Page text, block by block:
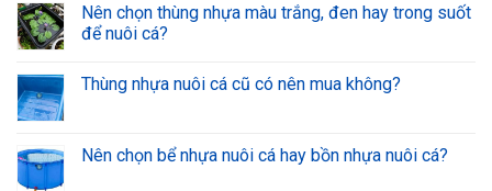
Nên chọn thùng nhựa màu trắng, đen hay trong suốt
để nuôi cá?
Thùng nhựa nuôi cá cũ có nên mua không?
Nên chọn bể nhựa nuôi cá hay bồn nhựa nuôi cá?